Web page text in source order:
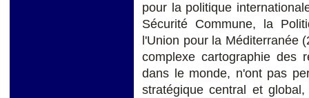
pour la politique
Sécurité Commune, la
l'Union pour la Méditerranée
complexe cartographie des
dans le monde, n'ont pas
stratégique central et